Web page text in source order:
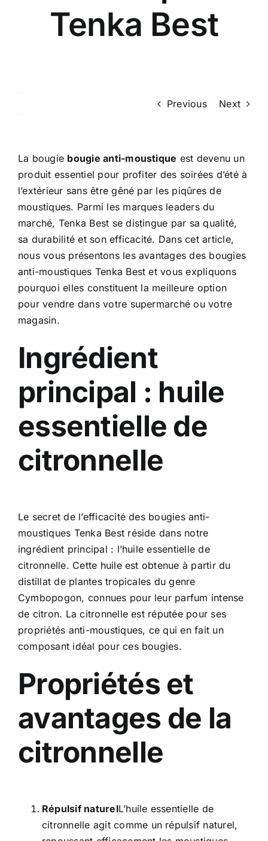
Tenka Best
Previous Next
La bougie bougie anti-moustique est devenu un
produit essentiel pour profiter des soirées d’été à
l’extérieur sans être gêné par les piqûres de
moustiques. Parmi les marques leaders du
marché, Tenka Best se distingue par sa qualité,
sa durabilité et son efficacité. Dans cet article,
nous vous présentons les avantages des bougies
anti-moustiques Tenka Best et vous expliquons
pourquoi elles constituent la meilleure option
pour vendre dans votre supermarché ou votre
magasin.
Ingrédient
principal : huile
essentielle de
citronnelle
Le secret de l’efficacité des bougies anti-
moustiques Tenka Best réside dans notre
ingrédient principal : l’huile essentielle de
citronnelle. Cette huile est obtenue à partir du
distillat de plantes tropicales du genre
Cymbopogon, connues pour leur parfum intense
de citron. La citronnelle est réputée pour ses
propriétés anti-moustiques, ce qui en fait un
composant idéal pour ces bougies.
Propriétés et
avantages de la
citronnelle
Répulsif naturelL’huile essentielle de
citronnelle agit comme un répulsif naturel,